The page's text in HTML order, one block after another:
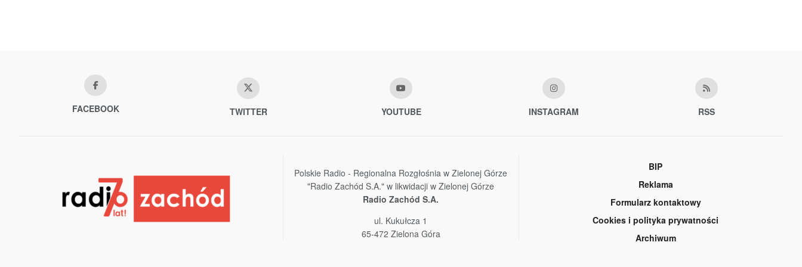
FACEBOOK TWITTER YOUTUBE INSTAGRAM RSS
Polskie Radio - Regionalna Rozgłośnia w Zielonej Górze
"Radio Zachód S.A." w likwidacji w Zielonej Górze
Radio Zachód S.A.
ul. Kukułcza 1
65-472 Zielona Góra
BIP
Reklama
Formularz kontaktowy
Cookies i polityka prywatności
Archiwum